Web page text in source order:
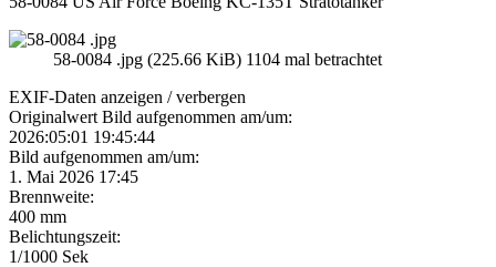
58-0084 .jpg (225.66 KiB) 1104 mal betrachtet
EXIF-Daten anzeigen / verbergen
Originalwert Bild aufgenommen am/um:
2026:05:01 19:45:44
Bild aufgenommen am/um:
1. Mai 2026 17:45
Brennweite:
400 mm
Belichtungszeit:
1/1000 Sek